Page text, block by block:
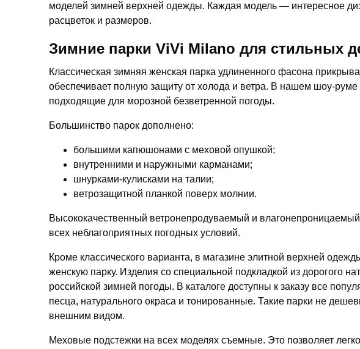
моделей зимней верхней одежды. Каждая модель — интересное
расцветок и размеров.
Зимние парки ViVi Milano для стильных
Классическая зимняя женская парка удлиненного фасона
обеспечивает полную защиту от холода и ветра. В нашем шоу-
подходящие для морозной безветренной погоды.
Большинство парок дополнено:
большими капюшонами с меховой опушкой;
внутренними и наружными карманами;
шнурками-кулисками на талии;
ветрозащитной планкой поверх молнии.
Высококачественный ветронепродуваемый и
всех неблагоприятных погодных условий.
Кроме классического варианта, в магазине элитной верхней
женскую парку. Изделия со специальной подкладкой из дорогого
российской зимней погоды. В каталоге доступны к заказу все
песца, натурального окраса и тонированные. Такие парки не
внешним видом.
Меховые подстежки на всех моделях съемные. Это позволяет